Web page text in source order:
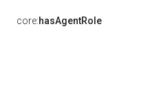
core:hasAgentRole